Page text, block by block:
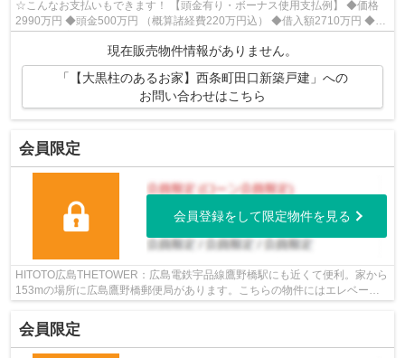
☆こんなお支払いもできます！ 【頭金有り・ボーナス使用支払例】 ◆価格
2990万円 ◆頭金500万円 （概算諸経費220万円込） ◆借入額2710万円 ◆年
現在販売物件情報がありません。
「【大黒柱のあるお家】西条町田口新築戸建」への
お問い合わせはこちら
会員限定
会員登録をして限定物件を見る
HITOTO広島THETOWER：広島電鉄宇品線鷹野橋駅にも近くて便利。家から
153mの場所に広島鷹野橋郵便局があります。こちらの物件にはエレベータ
会員限定